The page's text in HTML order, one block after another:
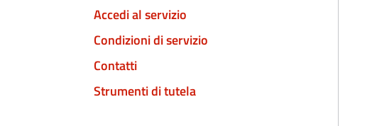
Accedi al servizio
Condizioni di servizio
Contatti
Strumenti di tutela